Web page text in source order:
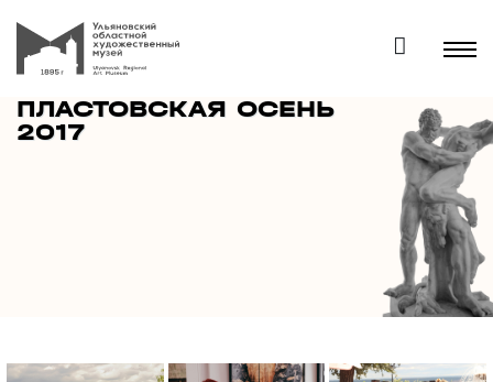
ПЛАСТОВСКАЯ ОСЕНЬ
2017